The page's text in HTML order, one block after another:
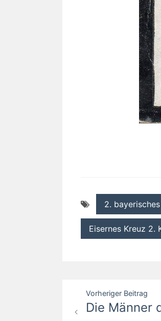
2.
Eisernes Kreuz 2.
Vorheriger Beitrag
Die Männer